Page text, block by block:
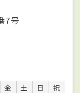
7号
金 土 日
祝